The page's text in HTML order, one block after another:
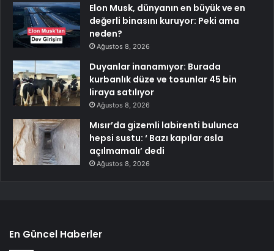
Elon Musk, dünyanın en büyük ve en
değerli binasını kuruyor: Peki ama
neden?
Ağustos 8, 2026
Duyanlar inanamıyor: Burada
kurbanlık düze ve tosunlar 45 bin
liraya satılıyor
Ağustos 8, 2026
Mısır’da gizemli labirenti bulunca
hepsi sustu: ‘ Bazı kapılar asla
açılmamalı’ dedi
Ağustos 8, 2026
En Güncel Haberler